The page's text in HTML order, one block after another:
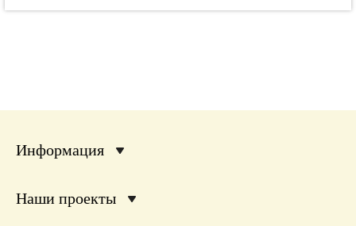
Информация
Наши проекты